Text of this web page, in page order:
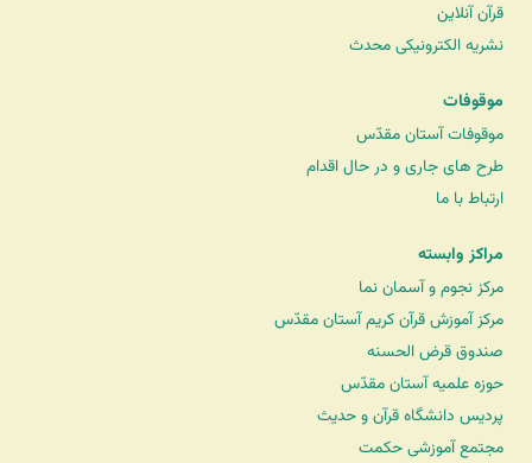
قرآن آنلاین
نشریه الکترونیکی محدث
موقوفات
موقوفات آستان مقدّس
طرح های جاری و در حال اقدام
ارتباط با ما
مراکز وابسته
مرکز نجوم و آسمان نما
مرکز آموزش قرآن کریم آستان مقدّس
صندوق قرض الحسنه
حوزه علمیه آستان مقدّس
پردیس دانشگاه قرآن و حدیث
مجتمع آموزشی حکمت